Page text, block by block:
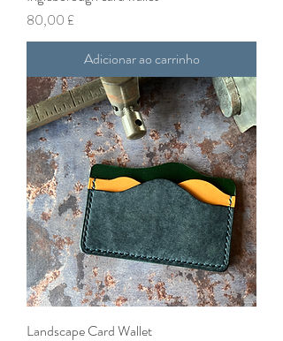
Preço
80,00 £
Adicionar ao carrinho
Landscape Card Wallet